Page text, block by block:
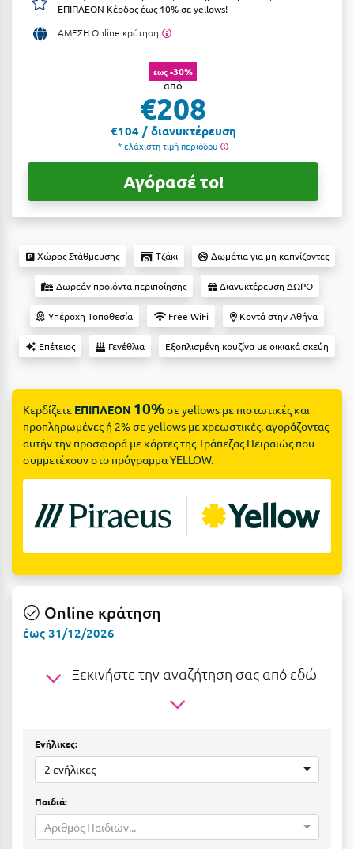
Αρχαία Ολυμπία
Αστυπάλαια
Αχαΐα
Βansko
Βόλος
Βραχάτι Κορινθίας
Βυτίνα
Γ
Γλυφάδα
Γρεβενά
Δ
Ελάτη Αρκαδίας
Ελληνικό Αρκαδίας
Ελούντα Κρήτης
Ερέτρια
Ξενοδοχεία 3 Αστέρων
Ενοικιαζόμενα Δωμάτια
Διαμερίσματα
Boutique Hotels
Ξενώνες
Camping
Suites
Δες όλες τις προσφορές
Δες όλα τα πακέτα διακοπών
ΕΠΙΠΛΕΟΝ Κέρδος έως 10% σε yellows!
ΑΜΕΣΗ Online κράτηση
έως -30%
από
€208
€104 / διανυκτέρευση
* ελάχιστη τιμή περιόδου
Αγόρασέ το!
Χώρος Στάθμευσης Τζάκι Δωμάτια για μη καπνίζοντες
Δωρεάν προϊόντα περιποίησης Διανυκτέρευση ΔΩΡΟ
Υπέροχη Τοποθεσία Free WiFi Κοντά στην Αθήνα
Επέτειος Γενέθλια Εξοπλισμένη κουζίνα με οικιακά σκεύη
Κερδίζετε ΕΠΙΠΛΕΟΝ 10%σε yellows με πιστωτικές και
προπληρωμένες ή 2% σε yellows με χρεωστικές, αγοράζοντας
αυτήν την προσφορά με κάρτες της Τράπεζας Πειραιώς που
συμμετέχουν στο πρόγραμμα YELLOW.
Online κράτηση
έως 31/12/2026
Ξεκινήστε την αναζήτηση σας από εδώ
Ενήλικες:
2 ενήλικες
Παιδιά:
Αριθμός Παιδιών...